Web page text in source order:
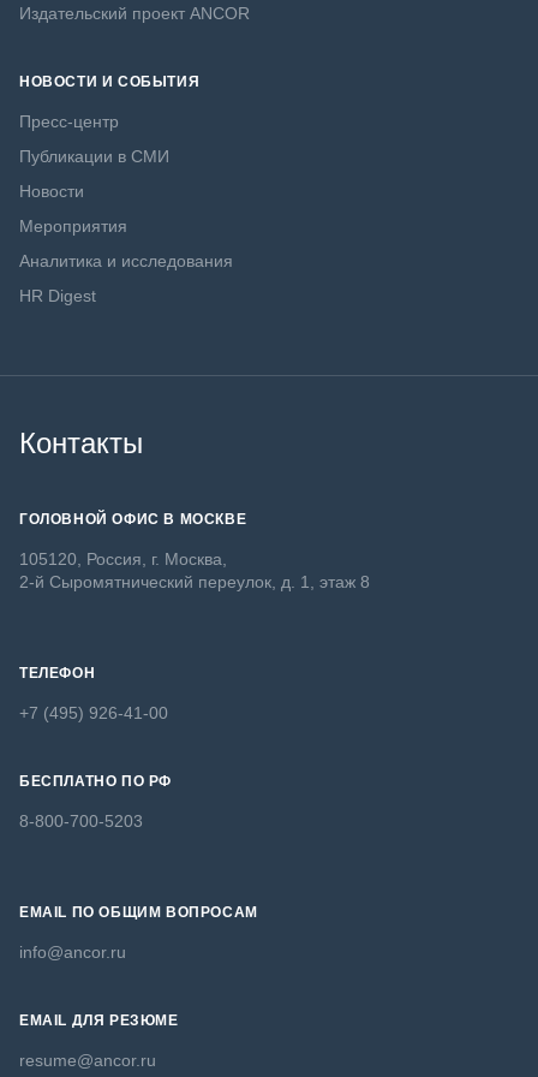
Издательский проект ANCOR
НОВОСТИ И СОБЫТИЯ
Пресс-центр
Публикации в СМИ
Новости
Мероприятия
Аналитика и исследования
HR Digest
Контакты
ГОЛОВНОЙ ОФИС В МОСКВЕ
105120, Россия, г. Москва,
2-й Сыромятнический переулок, д. 1, этаж 8
ТЕЛЕФОН
+7 (495) 926-41-00
БЕСПЛАТНО ПО РФ
8-800-700-5203
EMAIL ПО ОБЩИМ ВОПРОСАМ
info@ancor.ru
EMAIL ДЛЯ РЕЗЮМЕ
resume@ancor.ru